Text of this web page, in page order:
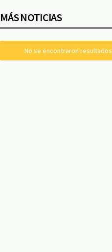
MÁS NOTICIAS
No se encontraron resultados